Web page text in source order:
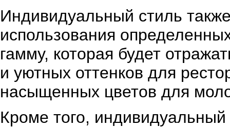
Индивидуальный стиль
использования
гамму, которая будет
и уютных оттенков для
насыщенных цветов для
Кроме того,